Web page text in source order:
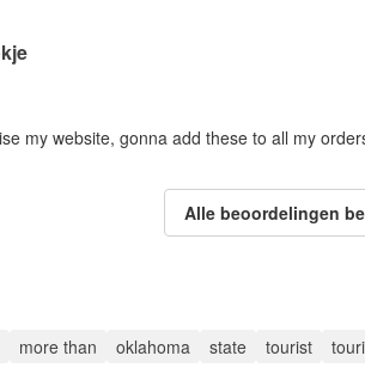
my website, gonna add these to all my
Alle beoordelingen
more than oklahoma state tourist